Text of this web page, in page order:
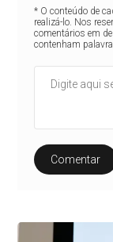
* O conteúdo de
realizá-lo. Nos
comentários em
contenham
Comentar